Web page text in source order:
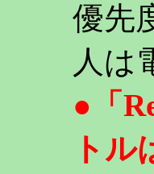
優先
人は
●「
ト